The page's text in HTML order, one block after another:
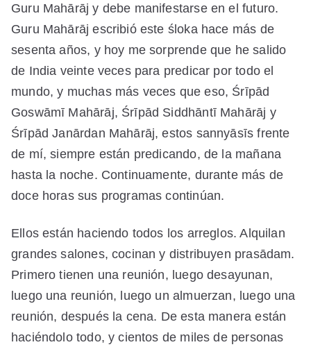
Guru Mahārāj y debe manifestarse en el futuro.
Guru Mahārāj escribió este śloka hace más de
sesenta años, y hoy me sorprende que he salido
de India veinte veces para predicar por todo el
mundo, y muchas más veces que eso, Śrīpād
Goswāmī Mahārāj, Śrīpād Siddhāntī Mahārāj y
Śrīpād Janārdan Mahārāj, estos sannyāsīs frente
de mí, siempre están predicando, de la mañana
hasta la noche. Continuamente, durante más de
doce horas sus programas continúan.
Ellos están haciendo todos los arreglos. Alquilan
grandes salones, cocinan y distribuyen prasādam.
Primero tienen una reunión, luego desayunan,
luego una reunión, luego un almuerzan, luego una
reunión, después la cena. De esta manera están
haciéndolo todo, y cientos de miles de personas